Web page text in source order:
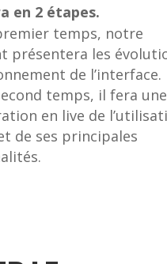
en 2 étapes.
temps, notre
présentera les
de l’interface.
temps, il fera une
en live de
de ses principales